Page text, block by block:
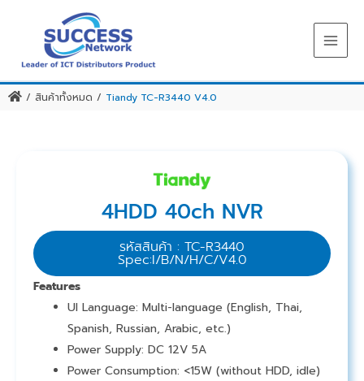
content
/ สินค้าทั้งหมด / Tiandy TC-R3440 V4.0
4HDD 40ch NVR
รหัสสินค้า : TC-R3440
Spec:I/B/N/H/C/V4.0
Features
UI Language: Multi-language (English, Thai,
Spanish, Russian, Arabic, etc.)
Power Supply: DC 12V 5A
Power Consumption: <15W (without HDD, idle)